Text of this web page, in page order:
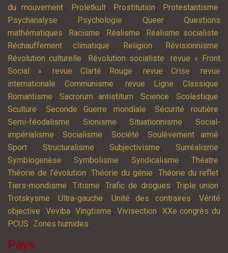
du mouvement, Proletkult, Prostitution, Protestantisme,
Psychanalyse, Psychologie, Queer,Questions
mathématiques, Racisme, Réalisme, Réalisme socialiste,
Réchauffement climatique, Religion, Révisionnisme,
Révolution culturelle, Révolution socialiste,revue « Front
Social », revue Clarté Rouge, revue Crise, revue
internationale Communisme, revue Ligne Classique,
Romantisme,Sacrorum antistitum, Science, Scolastique,
Sculture, Seconde Guerre mondiale,Sécurité routière,
Semi-féodalisme, Sionisme,Situationnisme,Social-
impérialisme,Socialisme, Société, Soulèvement armé,
Sport, Structuralisme,Subjectivisme,Surréalisme,
Symbiogenèse,Symbolisme, Syndicalisme,Théatre,
Théorie de l'évolution,Théorie du génie, Théorie du reflet,
Tiers-mondisme, Titisme,Trafic de drogues,Triple union,
Trotskysme,Ultra-gauche, Unité des contraires,Vérité
objective, Veviba,Vingtisme,Vivisection, XXe congrès du
PCUS, Zones humides,
Pays